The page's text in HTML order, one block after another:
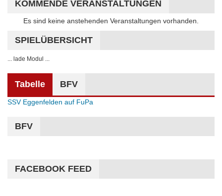
KOMMENDE VERANSTALTUNGEN
Hinweis
Es sind keine anstehenden Veranstaltungen vorhanden.
SPIELÜBERSICHT
... lade Modul ...
Tabelle BFV
SSV Eggenfelden auf FuPa
BFV
FACEBOOK FEED